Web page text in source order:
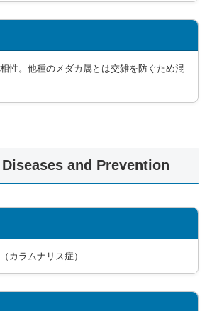
性。他種のメダカ属とは交雑を防ぐため混
Diseases and Prevention
カラムナリス症）